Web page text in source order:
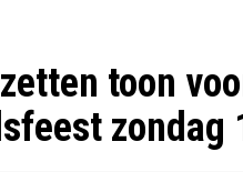
toon
zondag